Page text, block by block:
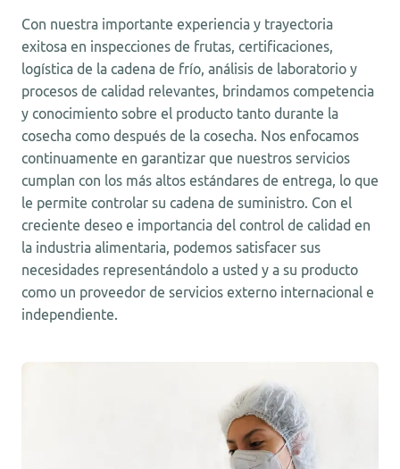
Con nuestra importante experiencia y trayectoria
exitosa en inspecciones de frutas, certificaciones,
logística de la cadena de frío, análisis de laboratorio y
procesos de calidad relevantes, brindamos competencia
y conocimiento sobre el producto tanto durante la
cosecha como después de la cosecha. Nos enfocamos
continuamente en garantizar que nuestros servicios
cumplan con los más altos estándares de entrega, lo que
le permite controlar su cadena de suministro. Con el
creciente deseo e importancia del control de calidad en
la industria alimentaria, podemos satisfacer sus
necesidades representándolo a usted y a su producto
como un proveedor de servicios externo internacional e
independiente.